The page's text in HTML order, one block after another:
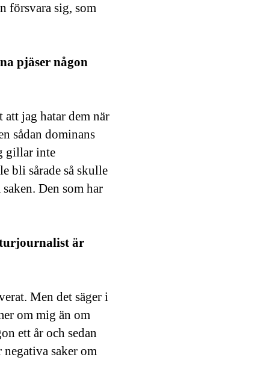
försvara sig, som
pjäser någon
jag hatar dem när
sådan dominans
gillar inte
bli sårade så skulle
Den som har
är
Men det säger i
om mig än om
ett år och sedan
saker om